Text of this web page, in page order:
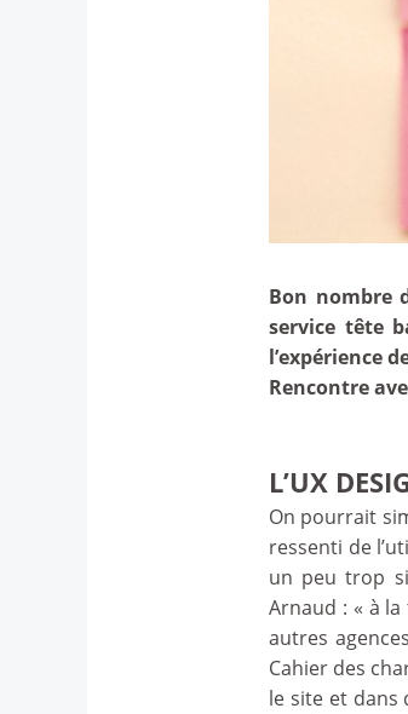
Bon nombre
service tête
l’expérience
Rencontre
L’UX
On pourrait
ressenti de
un peu trop
Arnaud : « à
autres
Cahier des
le site et dans